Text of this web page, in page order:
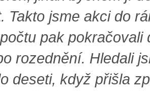
Takto jsme akci do
pak pokračovali
rozednění. Hledali
deseti, když přišla